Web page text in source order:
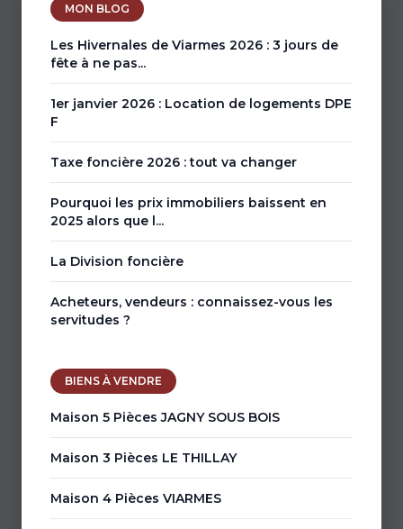
MON BLOG
Les Hivernales de Viarmes 2026 : 3 jours de
fête à ne pas...
1er janvier 2026 : Location de logements DPE
F
Taxe foncière 2026 : tout va changer
Pourquoi les prix immobiliers baissent en
2025 alors que l...
La Division foncière
Acheteurs, vendeurs : connaissez-vous les
servitudes ?
BIENS À VENDRE
Maison 5 Pièces JAGNY SOUS BOIS
Maison 3 Pièces LE THILLAY
Maison 4 Pièces VIARMES